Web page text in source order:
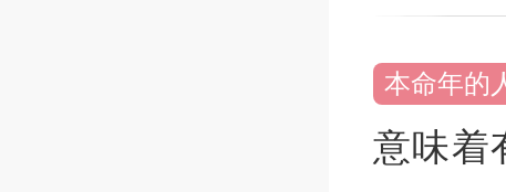
本命年的
意味着